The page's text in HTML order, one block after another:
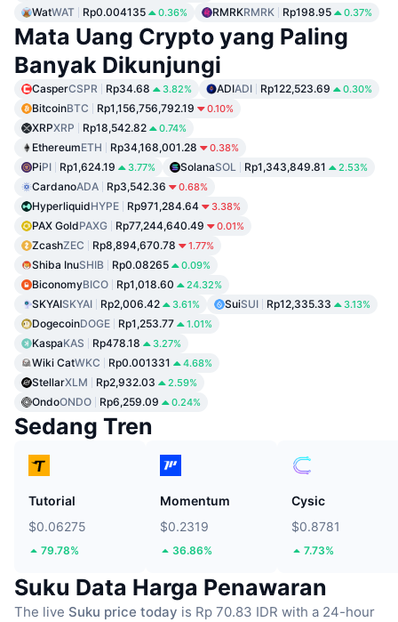
WatWAT Rp0.004135 0.36% RMRKRMRK Rp198.95 0.37%
Mata Uang Crypto yang Paling
Banyak Dikunjungi
CasperCSPR Rp34.68 3.82% ADIADI Rp122,523.69 0.30%
BitcoinBTC Rp1,156,756,792.19 0.10%
XRPXRP Rp18,542.82 0.74%
EthereumETH Rp34,168,001.28 0.38%
PiPI Rp1,624.19 3.77% SolanaSOL Rp1,343,849.81 2.53%
CardanoADA Rp3,542.36 0.68%
HyperliquidHYPE Rp971,284.64 3.38%
PAX GoldPAXG Rp77,244,640.49 0.01%
ZcashZEC Rp8,894,670.78 1.77%
Shiba InuSHIB Rp0.08265 0.09%
BiconomyBICO Rp1,018.60 24.32%
SKYAISKYAI Rp2,006.42 3.61% SuiSUI Rp12,335.33 3.13%
DogecoinDOGE Rp1,253.77 1.01%
KaspaKAS Rp478.18 3.27%
Wiki CatWKC Rp0.001331 4.68%
StellarXLM Rp2,932.03 2.59%
OndoONDO Rp6,259.09 0.24%
Sedang Tren
Tutorial
$0.06275
79.78%
Momentum
$0.2319
36.86%
Cysic
$0.8781
7.73%
Suku Data Harga Penawaran
The live Suku price today is Rp 70.83 IDR with a 24-hour